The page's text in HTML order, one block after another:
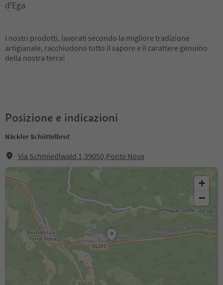
d'Ega
I nostri prodotti, lavorati secondo la migliore tradizione
artigianale, racchiudono tutto il sapore e il carattere genuino
della nostra terra!
Posizione e indicazioni
Näckler Schüttelbrot
Via Schmiedlwald 1,39050,Ponte Nova
+
−